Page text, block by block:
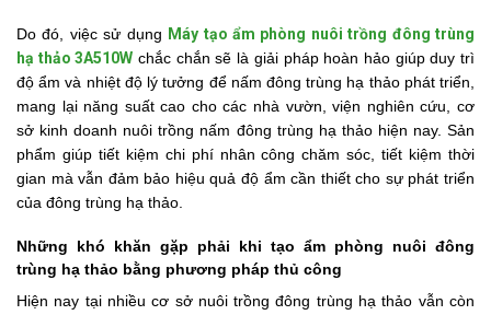
Do đó, việc sử dụng Máy tạo ẩm phòng nuôi trồng đông trùng
hạ thảo 3A510W chắc chắn sẽ là giải pháp hoàn hảo giúp duy trì
độ ẩm và nhiệt độ lý tưởng để nấm đông trùng hạ thảo phát triển,
mang lại năng suất cao cho các nhà vườn, viện nghiên cứu, cơ
sở kinh doanh nuôi trồng nấm đông trùng hạ thảo hiện nay. Sản
phẩm giúp tiết kiệm chi phí nhân công chăm sóc, tiết kiệm thời
gian mà vẫn đảm bảo hiệu quả độ ẩm cần thiết cho sự phát triển
của đông trùng hạ thảo.
Những khó khăn gặp phải khi tạo ẩm phòng nuôi đông
trùng hạ thảo bằng phương pháp thủ công
Hiện nay tại nhiều cơ sở nuôi trồng đông trùng hạ thảo vẫn còn